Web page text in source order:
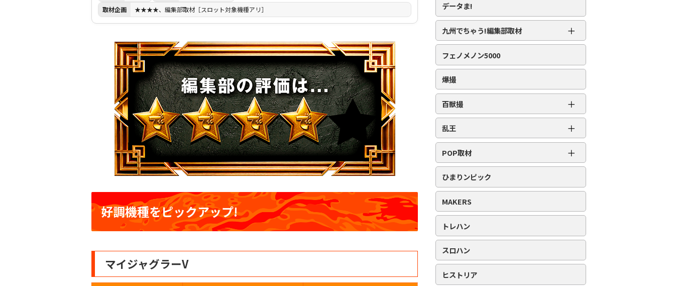
取材企画
★★★★、編集部取材［スロット対象機種アリ］
好調機種をピックアップ!
マイジャグラーV
データま!
九州でちゃう!編集部取材 ＋
編集部取材［ダイヤ］
編集部取材［金］
編集部取材［スロット対象機種アリ］
フェノメノン5000
爆撮
百獣撮 ＋
百獣撮-改-［ライオン］
百獣撮［ゴリラ］
百獣撮-改-［ゴリラ］
百獣撮［ゾウ］
乱王 ＋
スロット乱王
パチンコ乱王
POP取材 ＋
周年番付
POP番付
PICK番付
ひまりンピック
MAKERS
トレハン
スロハン
ヒストリア